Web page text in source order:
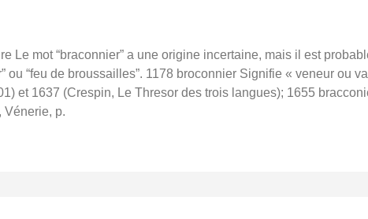
Le mot “braconnier” a une origine incertaine, mais il est
ou “feu de broussailles”. 1178 broconnier Signifie « veneur ou
et 1637 (Crespin, Le Thresor des trois langues); 1655
Vénerie, p.